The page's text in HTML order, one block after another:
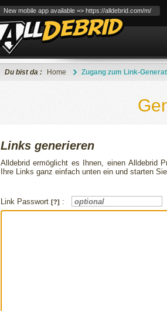
New mobile app available => https://alldebrid.com/m/
Du bist da : Home Zugang zum Link-
Links generieren
Alldebrid ermöglicht es Ihnen, einen Alldebrid
Ihre Links ganz einfach unten ein und starten
Link Passwort [?] :